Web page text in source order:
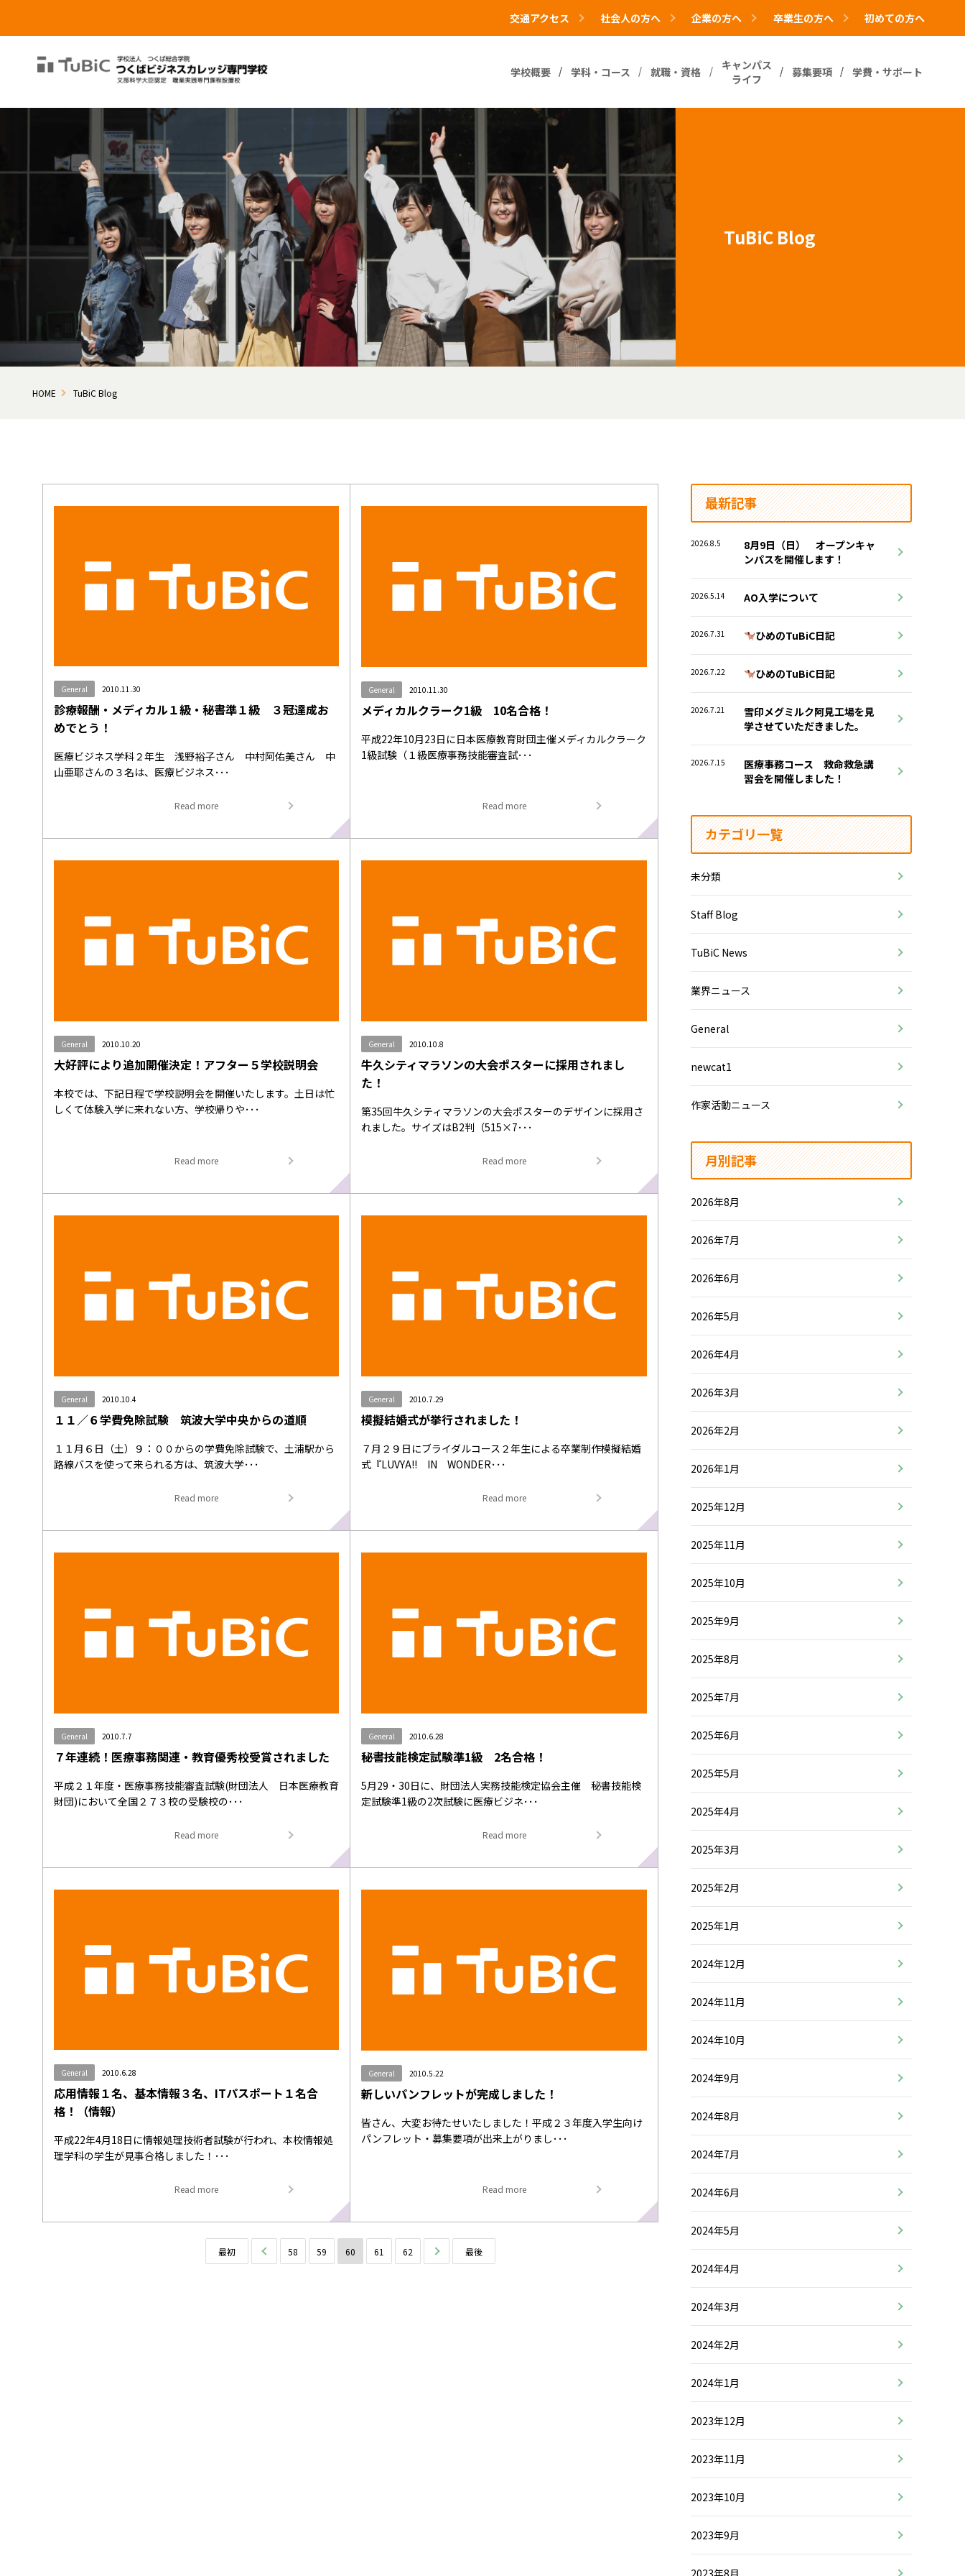
交通アクセス 社会人の方へ 企業の方へ 卒業生の方へ 初めての方へ
学校概要 学科・コース 就職・資格
キャンパス
ライフ
募集要項 学費・サポート
TuBiC Blog
HOME TuBiC Blog
General 2010.11.30
診療報酬・メディカル１級・秘書準１級 ３冠達成お
めでとう！
医療ビジネス学科２年生 浅野裕子さん 中村阿佑美さん 中
山亜耶さんの３名は、医療ビジネス･･･
Read more
General 2010.11.30
メディカルクラーク1級 10名合格！
平成22年10月23日に日本医療教育財団主催メディカルクラーク
1級試験（１級医療事務技能審査試･･･
Read more
General 2010.10.20
大好評により追加開催決定！アフター５学校説明会
本校では、下記日程で学校説明会を開催いたします。土日は忙
しくて体験入学に来れない方、学校帰りや･･･
Read more
General 2010.10.8
牛久シティマラソンの大会ポスターに採用されまし
た！
第35回牛久シティマラソンの大会ポスターのデザインに採用さ
れました。サイズはB2判（515×7･･･
Read more
General 2010.10.4
１１／６学費免除試験 筑波大学中央からの道順
１１月６日（土）９：００からの学費免除試験で、土浦駅から
路線バスを使って来られる方は、筑波大学･･･
Read more
General 2010.7.29
模擬結婚式が挙行されました！
７月２９日にブライダルコース２年生による卒業制作模擬結婚
式『LUVYA!! IN WONDER･･･
Read more
General 2010.7.7
７年連続！医療事務関連・教育優秀校受賞されました
平成２１年度・医療事務技能審査試験(財団法人 日本医療教育
財団)において全国２７３校の受験校の･･･
Read more
General 2010.6.28
秘書技能検定試験準1級 2名合格！
5月29・30日に、財団法人実務技能検定協会主催 秘書技能検
定試験準1級の2次試験に医療ビジネ･･･
Read more
General 2010.6.28
応用情報１名、基本情報３名、ITパスポート１名合
格！（情報）
平成22年4月18日に情報処理技術者試験が行われ、本校情報処
理学科の学生が見事合格しました！･･･
Read more
General 2010.5.22
新しいパンフレットが完成しました！
皆さん、大変お待たせいたしました！平成２３年度入学生向け
パンフレット・募集要項が出来上がりまし･･･
Read more
最初 前へ 58 59 60 61 62 次へ 最後
最新記事
2026.8.5
8月9日（日） オープンキャ
ンパスを開催します！
2026.5.14 AO入学について
2026.7.31 ひめのTuBiC日記
2026.7.22 ひめのTuBiC日記
2026.7.21
雪印メグミルク阿見工場を見
学させていただきました。
2026.7.15
医療事務コース 救命救急講
習会を開催しました！
カテゴリ一覧
未分類
Staff Blog
TuBiC News
業界ニュース
General
newcat1
作家活動ニュース
月別記事
2026年8月
2026年7月
2026年6月
2026年5月
2026年4月
2026年3月
2026年2月
2026年1月
2025年12月
2025年11月
2025年10月
2025年9月
2025年8月
2025年7月
2025年6月
2025年5月
2025年4月
2025年3月
2025年2月
2025年1月
2024年12月
2024年11月
2024年10月
2024年9月
2024年8月
2024年7月
2024年6月
2024年5月
2024年4月
2024年3月
2024年2月
2024年1月
2023年12月
2023年11月
2023年10月
2023年9月